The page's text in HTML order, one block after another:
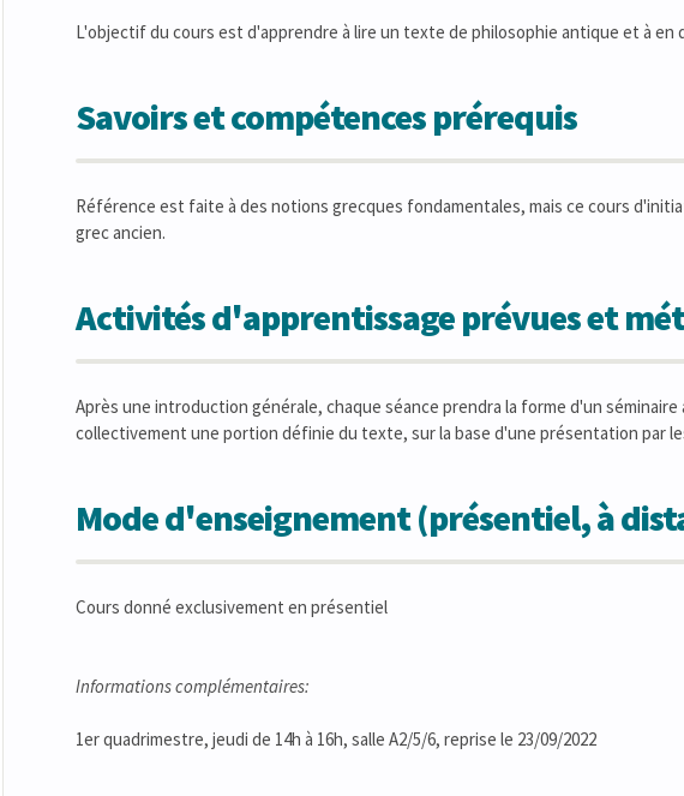
L'objectif du cours est d'apprendre à lire un texte de philosophie antique et à
Savoirs et compétences prérequis
Référence est faite à des notions grecques fondamentales, mais ce cours
grec ancien.
Activités d'apprentissage prévues et
Après une introduction générale, chaque séance prendra la forme d'un
collectivement une portion définie du texte, sur la base d'une présentation par
Mode d'enseignement (présentiel, à
Cours donné exclusivement en présentiel
Informations complémentaires:
1er quadrimestre, jeudi de 14h à 16h, salle A2/5/6, reprise le 23/09/2022